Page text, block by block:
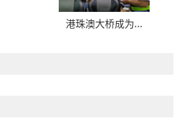
港珠澳大桥成为...